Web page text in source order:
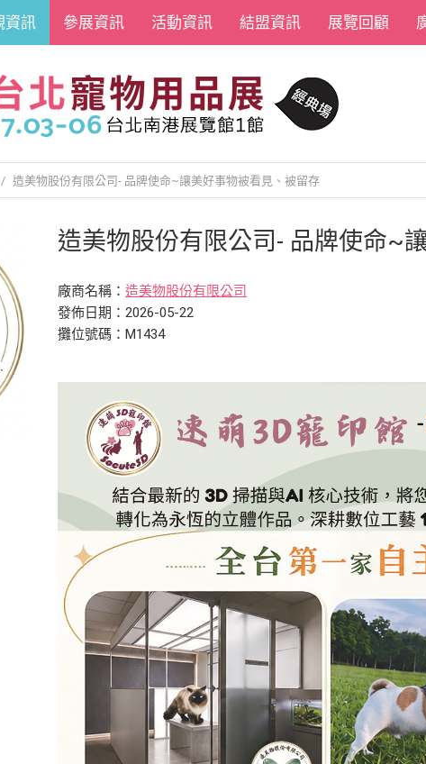
資訊 參展資訊 活動資訊 結盟資訊 展覽回顧
/ 造美物股份有限公司- 品牌使命~讓美好事物被看見、被留存
造美物股份有限公司- 品牌使命~
廠商名稱：造美物股份有限公司
發佈日期：2026-05-22
攤位號碼：M1434